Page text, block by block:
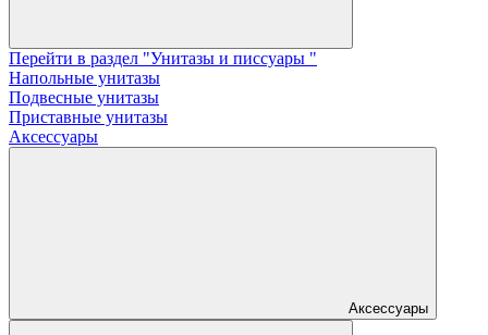
Перейти в раздел "Унитазы и писсуары "
Напольные унитазы
Подвесные унитазы
Приставные унитазы
Аксессуары
Аксессуары